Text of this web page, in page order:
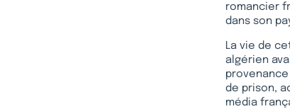
romancier
dans son
La vie de
algérien
provenance
de prison,
média